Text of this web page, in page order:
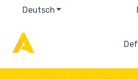
Deutsch Untermenü für